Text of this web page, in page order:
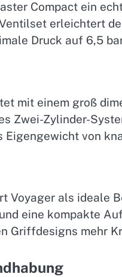
Compact ein
erleichtert
Druck auf 6,5
mit einem groß
Zwei-Zylinder-
von
Voyager als ideale
eine kompakte
Griffdesigns mehr